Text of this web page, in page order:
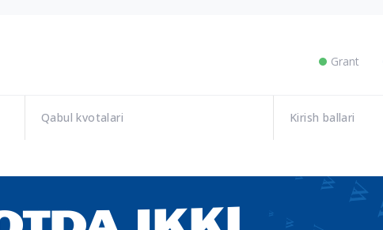
Grant
Qabul kvotalari Kirish ballari